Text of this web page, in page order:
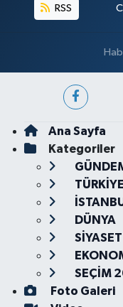
RSS
Ana Sayfa
Kategoriler
TÜRKİYE
DÜNYA
SİYASET
SEÇİM
Foto Galeri